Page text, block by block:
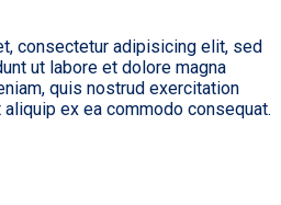
consectetur adipisicing elit, sed
ut labore et dolore magna
quis nostrud exercitation
ex ea commodo consequat.